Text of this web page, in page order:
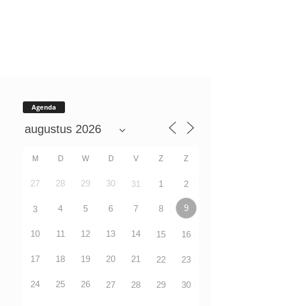
Agenda
M D W D V Z Z
27 28 29 30 31 1 2
3 4 5 6 7 8 9
10 11 12 13 14 15 16
17 18 19 20 21 22 23
24 25 26 27 28 29 30